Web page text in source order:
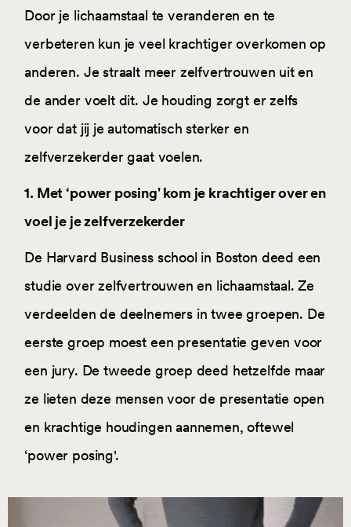
Door je lichaamstaal te veranderen en te
verbeteren kun je veel krachtiger overkomen op
anderen. Je straalt meer zelfvertrouwen uit en
de ander voelt dit. Je houding zorgt er zelfs
voor dat jij je automatisch sterker en
zelfverzekerder gaat voelen.
1. Met ‘power posing' kom je krachtiger over en
voel je je zelfverzekerder
De Harvard Business school in Boston deed een
studie over zelfvertrouwen en lichaamstaal. Ze
verdeelden de deelnemers in twee groepen. De
eerste groep moest een presentatie geven voor
een jury. De tweede groep deed hetzelfde maar
ze lieten deze mensen voor de presentatie open
en krachtige houdingen aannemen, oftewel
‘power posing'.